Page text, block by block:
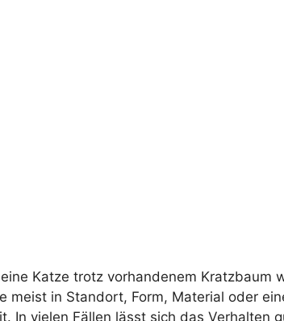
Katze trotz vorhandenem Kratzbaum
meist in Standort, Form, Material oder
In vielen Fällen lässt sich das Verhalten